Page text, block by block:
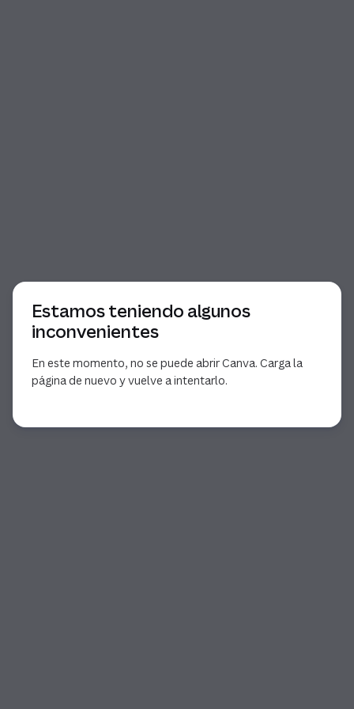
Estamos teniendo algunos
inconvenientes
En este momento, no se puede abrir Canva. Carga la
página de nuevo y vuelve a intentarlo.